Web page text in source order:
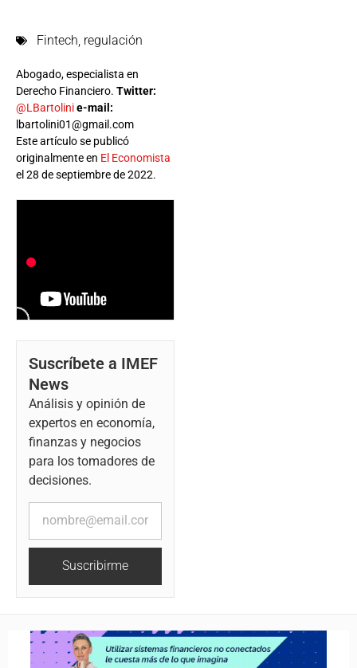
Fintech, regulación
Abogado, especialista en
Derecho Financiero. Twitter:
@LBartolinie-mail:
lbartolini01@gmail.com
Este artículo se publicó
originalmente en El Economista
el 28 de septiembre de 2022.
Suscríbete a IMEF
News
Análisis y opinión de
expertos en economía,
finanzas y negocios
para los tomadores de
decisiones.
Suscribirme